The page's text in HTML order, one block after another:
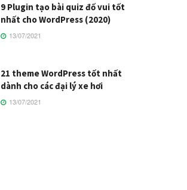
9 Plugin tạo bài quiz đố vui tốt
nhất cho WordPress (2020)
13/07/2021
21 theme WordPress tốt nhất
dành cho các đại lý xe hơi
13/07/2021